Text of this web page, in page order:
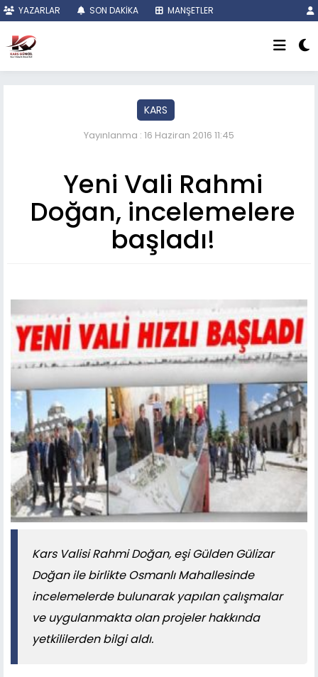
YAZARLAR SON DAKİKA MANŞETLER
KARS
Yayınlanma : 16 Haziran 2016 11:45
Yeni Vali Rahmi
Doğan, incelemelere
başladı!
Kars Valisi Rahmi Doğan, eşi Gülden Gülizar
Doğan ile birlikte Osmanlı Mahallesinde
incelemelerde bulunarak yapılan çalışmalar
ve uygulanmakta olan projeler hakkında
yetkililerden bilgi aldı.